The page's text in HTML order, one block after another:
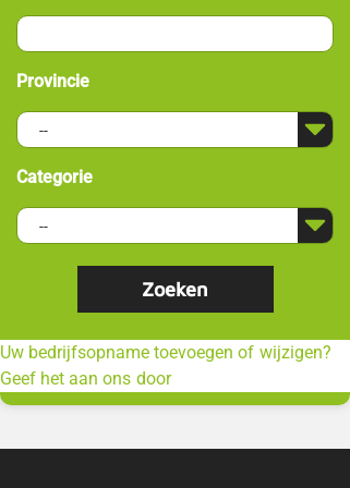
Provincie
Categorie
Uw bedrijfsopname toevoegen of wijzigen?
Geef het aan ons door